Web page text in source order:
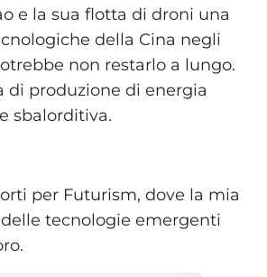
e la sua flotta di droni una
della Cina negli
non restarlo a lungo.
di produzione di energia
sbalorditiva.
per Futurism, dove la mia
tecnologie emergenti